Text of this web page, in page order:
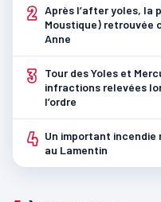
2 Après l’after yoles, la
Moustique) retrouvée
Anne
3
Tour des Yoles et
infractions relevées
l’ordre
4 Un important incendie
au Lamentin